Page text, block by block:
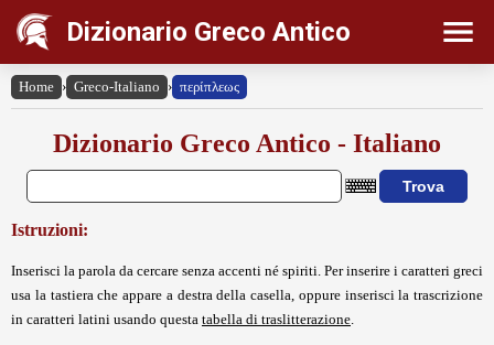
Dizionario Greco Antico
Home › Greco-Italiano › περίπλεως
Dizionario Greco Antico - Italiano
Istruzioni:
Inserisci la parola da cercare senza accenti né spiriti. Per inserire i caratteri greci
usa la tastiera che appare a destra della casella, oppure inserisci la trascrizione
in caratteri latini usando questa tabella di traslitterazione